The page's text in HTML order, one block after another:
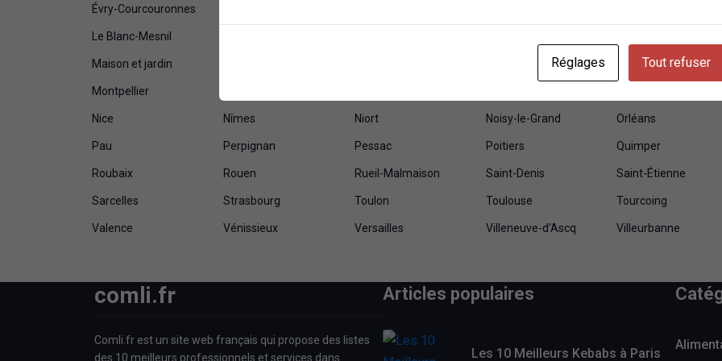
Évry-Courcouronnes
Le Blanc-Mesnil
Maison et jardin Mérignac
Montpellier
Nice Nîmes Niort Noisy-le-Grand Orléans
Pau Perpignan Pessac Poitiers Quimper
Roubaix Rouen Rueil-Malmaison Saint-Denis Saint-Étienne
Sarcelles Strasbourg Toulon Toulouse Tourcoing
Valence Vénissieux Versailles Villeneuve-d'Ascq Villeurbanne
comli.fr
Comli.fr est un site web français qui propose des listes
des 10 meilleurs professionnels et services dans
Articles populaires
Les 10 Meilleurs Kebabs à Paris
Réglages Tout refuser